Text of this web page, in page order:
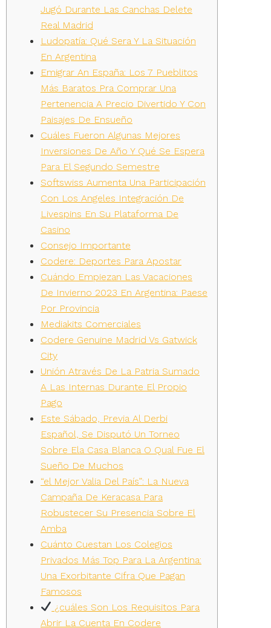
Jugó Durante Las Canchas Delete
Real Madrid
Ludopatía: Qué Sera Y La Situación
En Argentina
Emigrar An España: Los 7 Pueblitos
Más Baratos Pra Comprar Una
Pertenencia A Precio Divertido Y Con
Paisajes De Ensueño
Cuáles Fueron Algunas Mejores
Inversiones De Año Y Qué Se Espera
Para El Segundo Semestre
Softswiss Aumenta Una Participación
Con Los Angeles Integración De
Livespins En Su Plataforma De
Casino
Consejo Importante
Codere: Deportes Para Apostar
Cuándo Empiezan Las Vacaciones
De Invierno 2023 En Argentina: Paese
Por Provincia
Mediakits Comerciales
Codere Genuine Madrid Vs Gatwick
City
Unión Através De La Patria Sumado
A Las Internas Durante El Propio
Pago
Este Sábado, Previa Al Derbi
Español, Se Disputó Un Torneo
Sobre Ela Casa Blanca O Qual Fue El
Sueño De Muchos
“el Mejor Valia Del País”: La Nueva
Campaña De Keracasa Para
Robustecer Su Presencia Sobre El
Amba
Cuánto Cuestan Los Colegios
Privados Más Top Para La Argentina:
Una Exorbitante Cifra Que Pagan
Famosos
¿cuáles Son Los Requisitos Para
Abrir La Cuenta En Codere